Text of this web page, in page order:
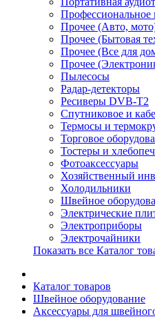
Профессиональное
Прочее (Авто,
Прочее (Бытовая
Прочее (Все для
Прочее
Пылесосы
Радар-детекторы
Ресиверы DVB-T2
Спутниковое и
Термосы и
Торговое
Тостеры и
Фотоаксессуары
Хозяйственный
Холодильники
Швейное
Электрические
Электроприборы
Электрочайники
Показать все Каталог
Каталог товаров
Швейное оборудование
Аксессуары для